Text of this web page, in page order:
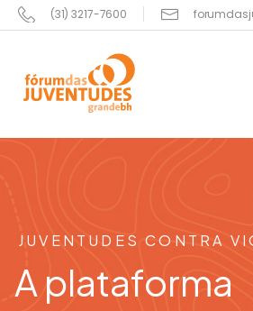
(31) 3217-7600
JUVENTUDES CONTRA
A plataforma